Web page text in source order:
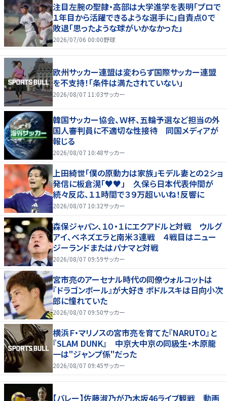
注目左腕の聖隷・高部は大学進学を表明「プロで
１年目から活躍できるような選手に」自責点０で
敗退「思ったような球がいかなかった」
2026/07/06 00:00野球
欧州サッカー連盟は変わらず国際サッカー連盟
を不支持！「条件は満たされていない」
2026/08/07 11:03サッカー
韓国サッカー協会、Ｗ杯、五輪予選など担当の外
国人審判員に不適切な性接待 同国メディアが
報じる
2026/08/07 10:48サッカー
上田綺世「僕の原動力は家族」モデル妻との２ショ
発信に板倉滉「♥♥」 久保ら日本代表仲間が
続々反応、１１時間で３９万超いいね！反響に
2026/08/07 10:32サッカー
森保ジャパン、１０・１にエクアドルと対戦 ウルグ
アイ、ベネズエラと南米３連戦 ４戦目はニュー
ジーランドまたはパナマと対戦
2026/08/07 09:59サッカー
宮市亮のアーセナル時代の同僚ウォルコットは
『ドラゴンボール』が大好き ポドルスキは日向小次
郎に憧れていた
2026/08/07 09:50サッカー
横浜Ｆ・マリノスの宮市亮を育てた『NARUTO』と
『SLAM DUNK』 中京大中京の同級生・木原龍
一は"ジャンプ係"だった
2026/08/07 09:45サッカー
【バレー】佐藤淑乃が乃木坂46ライブ観戦 動画